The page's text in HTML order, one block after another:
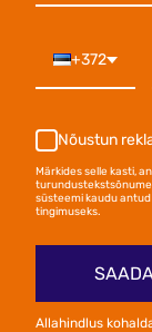
piduliku,
asetatud,
ka üritustel,
muude
see üle
saab neid
+372
Nõustun
Märkides selle kasti,
süsteemi kaudu
tingimuseks.
Allahindlus